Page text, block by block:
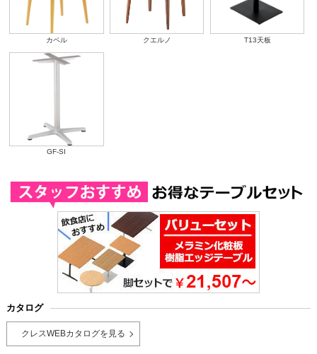
カペル クエルノ T13天板
GF-SI
カタログ
クレスWEBカタログを見る